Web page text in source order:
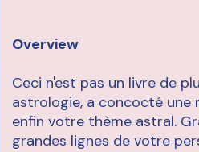
Overview
Ceci n'est pas un livre de
astrologie, a concocté
enfin votre thème astral.
grandes lignes de votre